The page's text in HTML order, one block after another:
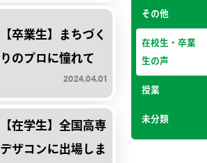
【卒業生】まちづく
りのプロに憧れて
2024.04.01
【在学生】全国高専
デザコンに出場しま
その他
在校生・卒業
生の声
授業
未分類